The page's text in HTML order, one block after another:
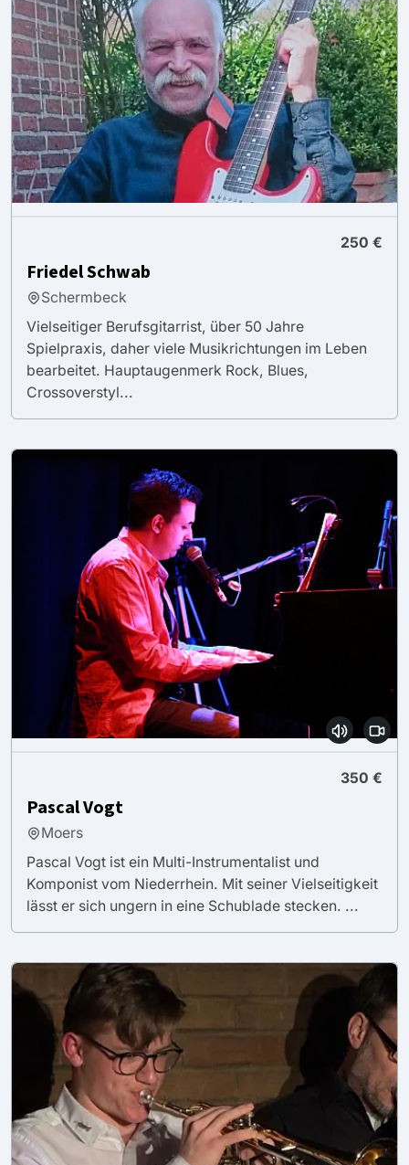
250 €
Friedel Schwab
Schermbeck
Vielseitiger Berufsgitarrist, über 50 Jahre
Spielpraxis, daher viele Musikrichtungen im Leben
bearbeitet. Hauptaugenmerk Rock, Blues,
Crossoverstyl...
350 €
Pascal Vogt
Moers
Pascal Vogt ist ein Multi-Instrumentalist und
Komponist vom Niederrhein. Mit seiner Vielseitigkeit
lässt er sich ungern in eine Schublade stecken. ...